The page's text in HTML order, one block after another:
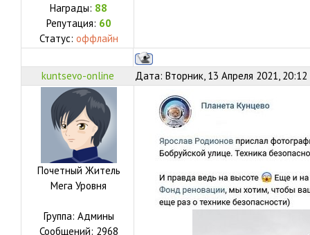
Награды: 88
Репутация: 60
Статус: оффлайн
kuntsevo-online Дата: Вторник, 13 Апреля 2021,
Почетный Житель
Мега Уровня
Группа: Админы
Сообщений: 2968